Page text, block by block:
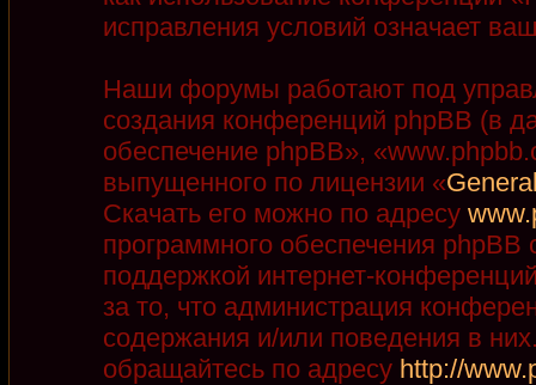
исправления условий означает
Наши форумы работают под
создания конференций phpBB (в
обеспечение phpBB»,
выпущенного по лицензии «
Скачать его можно по адресу
программного обеспечения phpBB
поддержкой интернет-
за то, что администрация
содержания и/или поведения в
обращайтесь по адресу http://